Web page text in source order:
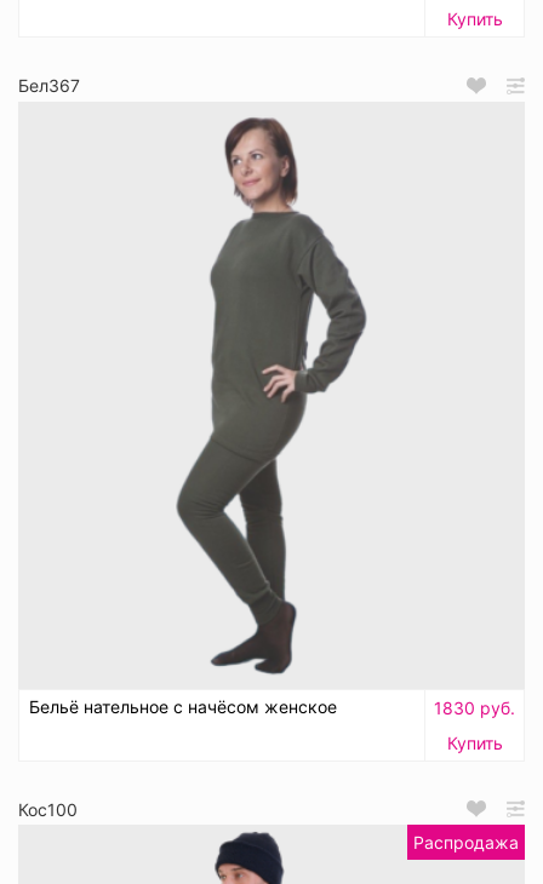
Купить
Бел367
Бельё нательное с начёсом женское
1830 руб.
Купить
Кос100
Распродажа